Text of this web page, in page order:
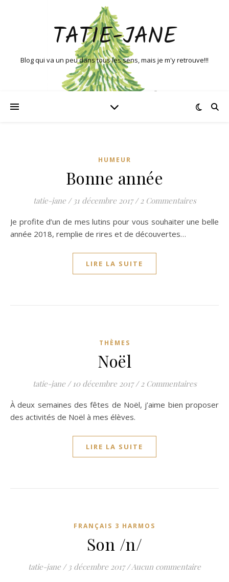
TATIE-JANE
Blog qui va un peu dans tous les sens, mais je m'y retrouve!!!
HUMEUR
Bonne année
tatie-jane / 31 décembre 2017 / 2 Commentaires
Je profite d’un de mes lutins pour vous souhaiter une belle
année 2018, remplie de rires et de découvertes…
LIRE LA SUITE
THÈMES
Noël
tatie-jane / 10 décembre 2017 / 2 Commentaires
À deux semaines des fêtes de Noël, j’aime bien proposer
des activités de Noël à mes élèves.
LIRE LA SUITE
FRANÇAIS 3 HARMOS
Son /n/
tatie-jane / 3 décembre 2017 /Aucun commentaire